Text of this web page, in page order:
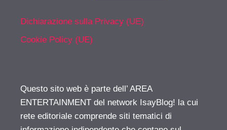
Dichiarazione sulla Privacy (UE)
Cookie Policy (UE)
Questo sito web è parte dell’ AREA
ENTERTAINMENT del network IsayBlog! la cui
rete editoriale comprende siti tematici di